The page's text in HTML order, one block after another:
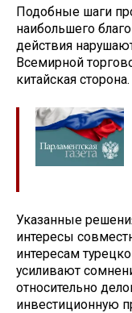
Подобные шаги
наибольшего
действия
Всемирной
китайская сторона.
Указанные
интересы
интересам
усиливают
относительно
инвестиционную